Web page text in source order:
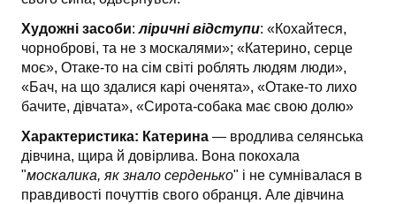
Художні засоби:ліричні відступи: «Кохайтеся,
чорно­брові, та не з москалями»; «Катерино, серце
моє», Отаке-то на сім світі роблять людям люди»,
«Бач, на що здалися карі оченята», «Отаке-то лихо
бачите, дівчата», «Сирота-собака має свою долю»
Характеристика: Катерина — вродлива селянська
дівчина, щира й довірлива. Вона по­кохала
"москалика, як знало серденько" і не сумнівалася в
правдивості почуттів свого об­ранця. Але дівчина